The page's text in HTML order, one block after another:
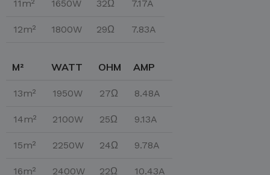
11m² 1650W 32Ω 7.17A
12m² 1800W 29Ω 7.83A
M² WATT OHM AMP
13m² 1950W 27Ω 8.48A
14m² 2100W 25Ω 9.13A
15m² 2250W 24Ω 9.78A
16m² 2400W 22Ω 10.43A